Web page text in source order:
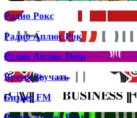
зняла
кліп
трек
Джона
та
Брітні
Спірс
Радио
Рокс
Радио Рокс
Радио
Аплюс
Рок
Радио Аплюс Рок
Радио
Аплюс
Deep
Радио Аплюс Deep
Время
Звучать
Время Звучать
Бизнес
Бизнес FM
Радио